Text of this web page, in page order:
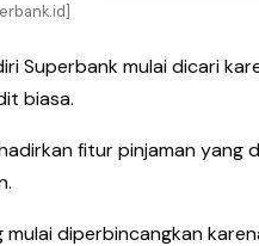
Superbank mulai dicari
biasa.
fitur pinjaman yang
diperbincangkan